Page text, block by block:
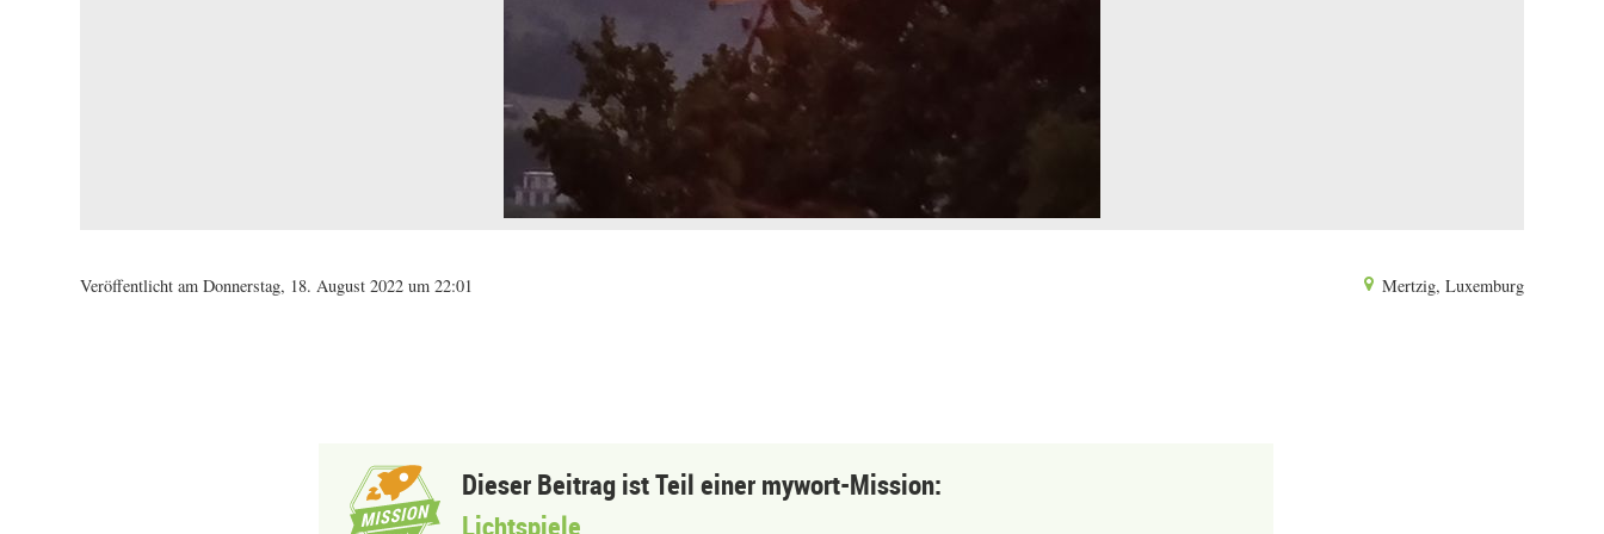
Veröffentlicht am Donnerstag, 18. August 2022 um 22:01 Mertzig, Luxemburg
Dieser Beitrag ist Teil einer mywort-Mission:
Lichtspiele